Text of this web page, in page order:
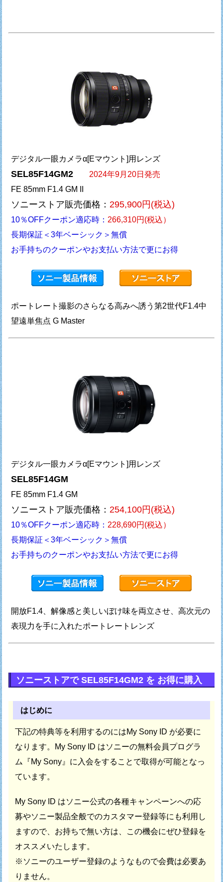
デジタル一眼カメラα[Eマウント]用レンズ
SEL85F14GM2
2024年9月20日発売
FE 85mm F1.4 GM II
ソニーストア販売価格： 295,900円(税込)
10％OFFクーポン適応時： 266,310円(税込）
長期保証＜3年ベーシック＞無償
お手持ちのクーポンやお支払い方法で更にお得
ポートレート撮影のさらなる高みへ誘う第2世代F1.4中
望遠単焦点 G Master
デジタル一眼カメラα[Eマウント]用レンズ
SEL85F14GM
FE 85mm F1.4 GM
ソニーストア販売価格： 254,100円(税込)
10％OFFクーポン適応時： 228,690円(税込）
長期保証＜3年ベーシック＞無償
お手持ちのクーポンやお支払い方法で更にお得
開放F1.4、解像感と美しいぼけ味を両立させ、 高次元の
表現力を手に入れたポートレートレンズ
ソニーストアで SEL85F14GM2 を お得に購入
はじめに
下記の特典等を利用するのにはMy Sony ID が必要に
なります。
My Sony ID はソニーの無料会員プログラ
ム『My Sony』に 入会をすることで取得が可能となっ
ています。
My Sony ID はソニー公式の各種キャンペーンへの応
募やソニー製品全般でのカスタマー登録等にも利用し
ますので、 お持ちで無い方は、この機会にぜひ登録を
オススメいたします。
※ソニーのユーザー登録のようなもので会費は必要あ
りません。